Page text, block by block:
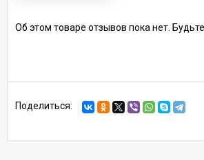
Об этом товаре отзывов пока нет.
Поделиться: